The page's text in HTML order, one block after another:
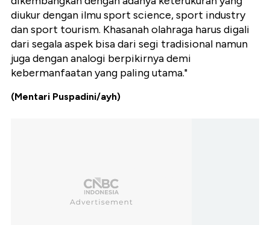
diukur dengan ilmu sport science, sport industry
dan sport tourism. Khasanah olahraga harus digali
dari segala aspek bisa dari segi tradisional namun
juga dengan analogi berpikirnya demi
kebermanfaatan yang paling utama."
(Mentari Puspadini/ayh)